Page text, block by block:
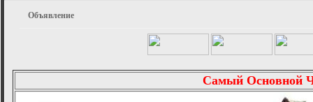
Объявление
Самый Основной